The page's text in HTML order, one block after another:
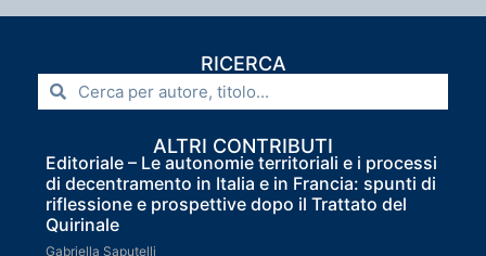
RICERCA
ALTRI CONTRIBUTI
Editoriale – Le autonomie territoriali e i processi
di decentramento in Italia e in Francia: spunti di
riflessione e prospettive dopo il Trattato del
Quirinale
Gabriella Saputelli